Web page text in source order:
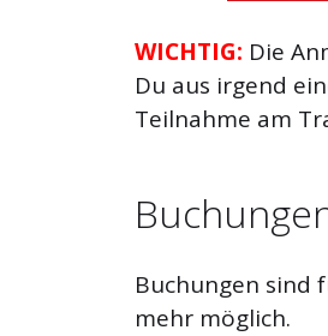
WICHTIG: Die
Du aus irgend
Teilnahme am
Buchungen sind
mehr möglich.